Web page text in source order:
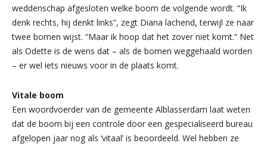
weddenschap afgesloten welke boom de volgende wordt. “Ik
denk rechts, hij denkt links”, zegt Diana lachend, terwijl ze naar
twee bomen wijst. “Maar ik hoop dat het zover niet komt.” Net
als Odette is de wens dat – als de bomen weggehaald worden
– er wel iets nieuws voor in de plaats komt.
Vitale boom
Een woordvoerder van de gemeente Alblasserdam laat weten
dat de boom bij een controle door een gespecialiseerd bureau
afgelopen jaar nog als ‘vitaal’ is beoordeeld. Wel hebben ze